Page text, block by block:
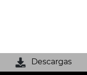
Descargas